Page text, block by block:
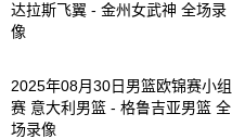
达拉斯飞翼 - 金州女武神 全场录
像
2025年08月30日男篮欧锦赛小组
赛 意大利男篮 - 格鲁吉亚男篮 全
场录像